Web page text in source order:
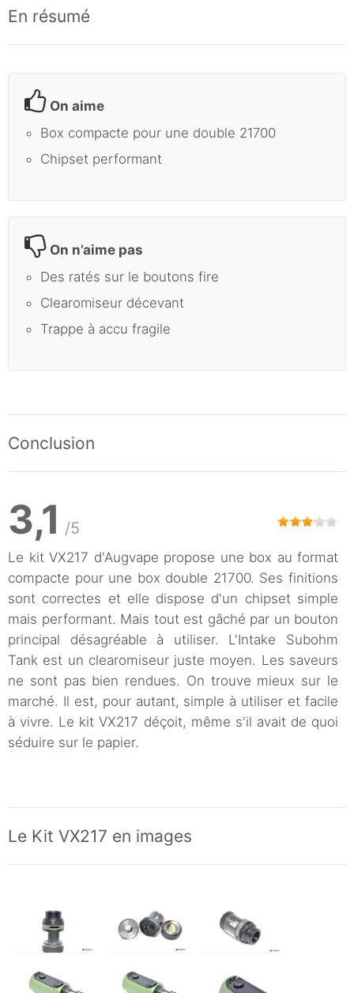
En résumé
On aime
Box compacte pour une double 21700
Chipset performant
On n’aime pas
Des ratés sur le boutons fire
Clearomiseur décevant
Trappe à accu fragile
Conclusion
3,1 /5
Le kit VX217 d'Augvape propose une box au format
compacte pour une box double 21700. Ses finitions
sont correctes et elle dispose d'un chipset simple
mais performant. Mais tout est gâché par un bouton
principal désagréable à utiliser. L'Intake Subohm
Tank est un clearomiseur juste moyen. Les saveurs
ne sont pas bien rendues. On trouve mieux sur le
marché. Il est, pour autant, simple à utiliser et facile
à vivre. Le kit VX217 déçoit, même s'il avait de quoi
séduire sur le papier.
Le Kit VX217 en images